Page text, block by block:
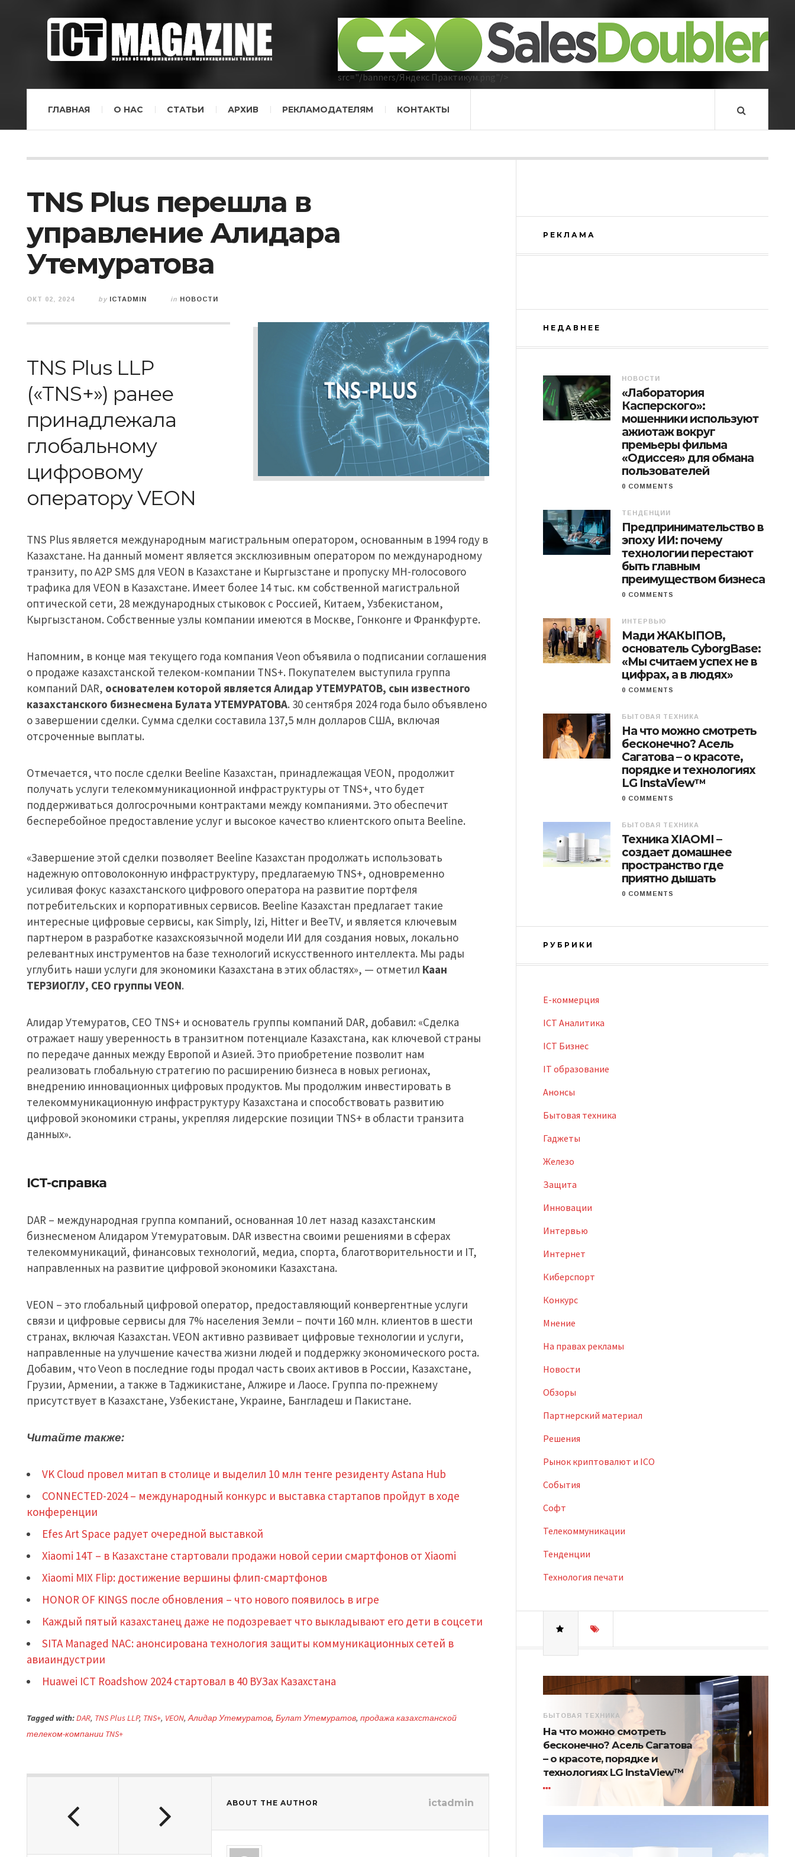
src="/banners/Яндекс Практикум.png"/>
ГЛАВНАЯ О НАС СТАТЬИ АРХИВ РЕКЛАМОДАТЕЛЯМ КОНТАКТЫ
TNS Plus перешла в
управление Алидара
Утемуратова
ОКТ 02, 2024 by ICTADMIN in НОВОСТИ
TNS Plus LLP
(«TNS+») ранее
принадлежала
глобальному
цифровому
оператору VEON
TNS Plus является международным магистральным оператором, основанным в 1994 году в
Казахстане. На данный момент является эксклюзивным оператором по международному
транзиту, по A2P SMS для VEON в Казахстане и Кыргызстане и пропуску МН-голосового
трафика для VEON в Казахстане. Имеет более 14 тыс. км собственной магистральной
оптической сети, 28 международных стыковок с Россией, Китаем, Узбекистаном,
Кыргызстаном. Собственные узлы компании имеются в Москве, Гонконге и Франкфурте.
Напомним, в конце мая текущего года компания Veon объявила о подписании соглашения
о продаже казахстанской телеком-компании TNS+. Покупателем выступила группа
компаний DAR, основателем которой является Алидар УТЕМУРАТОВ, сын известного
казахстанского бизнесмена Булата УТЕМУРАТОВА. 30 сентября 2024 года было объявлено
о завершении сделки. Сумма сделки составила 137,5 млн долларов США, включая
отсроченные выплаты.
Отмечается, что после сделки Beeline Казахстан, принадлежащая VEON, продолжит
получать услуги телекоммуникационной инфраструктуры от TNS+, что будет
поддерживаться долгосрочными контрактами между компаниями. Это обеспечит
бесперебойное предоставление услуг и высокое качество клиентского опыта Beeline.
«Завершение этой сделки позволяет Beeline Казахстан продолжать использовать
надежную оптоволоконную инфраструктуру, предлагаемую TNS+, одновременно
усиливая фокус казахстанского цифрового оператора на развитие портфеля
потребительских и корпоративных сервисов. Beeline Казахстан предлагает такие
интересные цифровые сервисы, как Simply, Izi, Hitter и BeeTV, и является ключевым
партнером в разработке казахскоязычной модели ИИ для создания новых, локально
релевантных инструментов на базе технологий искусственного интеллекта. Мы рады
углубить наши услуги для экономики Казахстана в этих областях», — отметил Каан
ТЕРЗИОГЛУ, CEO группы VEON.
Алидар Утемуратов, CEO TNS+ и основатель группы компаний DAR, добавил: «Сделка
отражает нашу уверенность в транзитном потенциале Казахстана, как ключевой страны
по передаче данных между Европой и Азией. Это приобретение позволит нам
реализовать глобальную стратегию по расширению бизнеса в новых регионах,
внедрению инновационных цифровых продуктов. Мы продолжим инвестировать в
телекоммуникационную инфраструктуру Казахстана и способствовать развитию
цифровой экономики страны, укрепляя лидерские позиции TNS+ в области транзита
данных».
ICT-справка
DAR – международная группа компаний, основанная 10 лет назад казахстанским
бизнесменом Алидаром Утемуратовым. DAR известна своими решениями в сферах
телекоммуникаций, финансовых технологий, медиа, спорта, благотворительности и IT,
направленных на развитие цифровой экономики Казахстана.
VEON – это глобальный цифровой оператор, предоставляющий конвергентные услуги
связи и цифровые сервисы для 7% населения Земли – почти 160 млн. клиентов в шести
странах, включая Казахстан. VEON активно развивает цифровые технологии и услуги,
направленные на улучшение качества жизни людей и поддержку экономического роста.
Добавим, что Veon в последние годы продал часть своих активов в России, Казахстане,
Грузии, Армении, а также в Таджикистане, Алжире и Лаосе. Группа по-прежнему
присутствует в Казахстане, Узбекистане, Украине, Бангладеш и Пакистане.
Читайте также:
VK Cloud провел митап в столице и выделил 10 млн тенге резиденту Astana Hub
CONNECTED-2024 – международный конкурс и выставка стартапов пройдут в ходе
конференции
Efes Art Space радует очередной выставкой
Xiaomi 14T – в Казахстане стартовали продажи новой серии смартфонов от Xiaomi
Xiaomi MIX Flip: достижение вершины флип-смартфонов
HONOR OF KINGS после обновления – что нового появилось в игре
Каждый пятый казахстанец даже не подозревает что выкладывают его дети в соцсети
SITA Managed NAC: анонсирована технология защиты коммуникационных сетей в
авиаиндустрии
Huawei ICT Roadshow 2024 стартовал в 40 ВУЗах Казахстана
Tagged with:DAR, TNS Plus LLP, TNS+, VEON,Алидар Утемуратов, Булат Утемуратов, продажа казахстанской
телеком-компании TNS+
ABOUT THE AUTHOR ictadmin
РЕКЛАМА
НЕДАВНЕЕ
НОВОСТИ
«Лаборатория
Касперского»:
мошенники используют
ажиотаж вокруг
премьеры фильма
«Одиссея» для обмана
пользователей
0 COMMENTS
ТЕНДЕНЦИИ
Предпринимательство в
эпоху ИИ: почему
технологии перестают
быть главным
преимуществом бизнеса
0 COMMENTS
ИНТЕРВЬЮ
Мади ЖАКЫПОВ,
основатель CyborgBase:
«Мы считаем успех не в
цифрах, а в людях»
0 COMMENTS
БЫТОВАЯ ТЕХНИКА
На что можно смотреть
бесконечно? Асель
Сагатова – о красоте,
порядке и технологиях
LG InstaView™
0 COMMENTS
БЫТОВАЯ ТЕХНИКА
Техника XIAOMI –
создает домашнее
пространство где
приятно дышать
0 COMMENTS
РУБРИКИ
E-коммерция
ICT Аналитика
ICT Бизнес
IT образование
Анонсы
Бытовая техника
Гаджеты
Железо
Защита
Инновации
Интервью
Интернет
Киберспорт
Конкурс
Мнение
На правах рекламы
Новости
Обзоры
Партнерский материал
Решения
Рынок криптовалют и ICO
События
Софт
Телекоммуникации
Тенденции
Технология печати
БЫТОВАЯ ТЕХНИКА
На что можно смотреть
бесконечно? Асель Сагатова
– о красоте, порядке и
технологиях LG InstaView™